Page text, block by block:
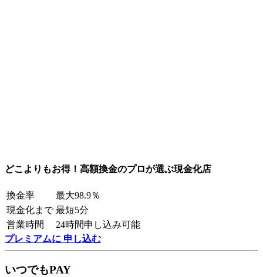
どこよりもお得！高額換金のプロが選ぶ現金化店
換金率
最大98.9％
現金化まで 最短5分
営業時間
24時間申し込み可能
プレミアムに 申し込む
いつでもPAY